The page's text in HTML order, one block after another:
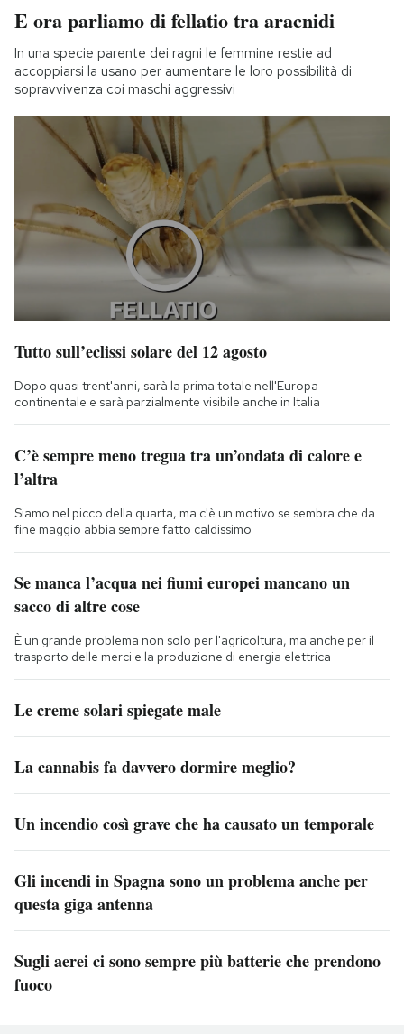
E ora parliamo di fellatio tra aracnidi
In una specie parente dei ragni le femmine restie ad
accoppiarsi la usano per aumentare le loro possibilità di
sopravvivenza coi maschi aggressivi
Tutto sull’eclissi solare del 12 agosto
Dopo quasi trent'anni, sarà la prima totale nell'Europa
continentale e sarà parzialmente visibile anche in Italia
C’è sempre meno tregua tra un’ondata di calore e
l’altra
Siamo nel picco della quarta, ma c'è un motivo se sembra che da
fine maggio abbia sempre fatto caldissimo
Se manca l’acqua nei fiumi europei mancano un
sacco di altre cose
È un grande problema non solo per l'agricoltura, ma anche per il
trasporto delle merci e la produzione di energia elettrica
Le creme solari spiegate male
La cannabis fa davvero dormire meglio?
Un incendio così grave che ha causato un temporale
Gli incendi in Spagna sono un problema anche per
questa giga antenna
Sugli aerei ci sono sempre più batterie che prendono
fuoco